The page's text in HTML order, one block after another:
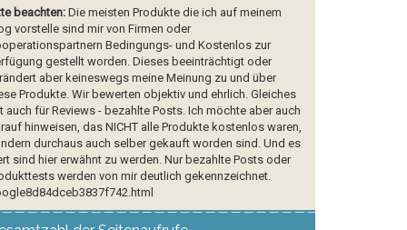
beachten:Die meisten Produkte die ich auf meinem
vorstelle sind mir von Firmen oder
Bedingungs- und Kostenlos zur
gestellt worden. Dieses beeinträchtigt oder
aber keineswegs meine Meinung zu und über
Produkte. Wir bewerten objektiv und ehrlich. Gleiches
auch für Reviews - bezahlte Posts. Ich möchte aber auch
hinweisen, das NICHT alle Produkte kostenlos waren,
durchaus auch selber gekauft worden sind. Und es
sind hier erwähnt zu werden. Nur bezahlte Posts oder
werden von mir deutlich gekennzeichnet.